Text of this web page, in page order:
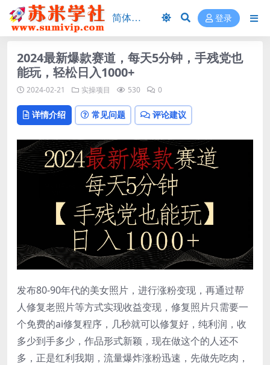
登录
2024最新爆款赛道，每天5分钟，手残党也
能玩，轻松日入1000+
2024-02-21 实操项目 530 0
详情介绍 常见问题 评论建议
发布80-90年代的美女照片，进行涨粉变现，再通过帮
人修复老照片等方式实现收益变现，修复照片只需要一
个免费的ai修复程序，几秒就可以修复好，纯利润，收
多少到手多少，作品形式新颖，现在做这个的人还不
多，正是红利我期，流量爆炸涨粉迅速，先做先吃肉，